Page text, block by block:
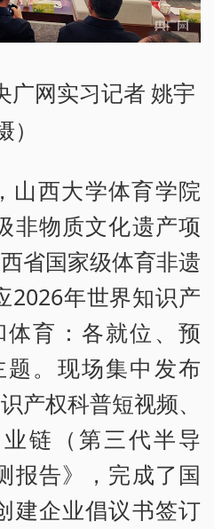
广网实习记者 姚宇
）
山西大学体育学院
非物质文化遗产项
省国家级体育非遗
2026年世界知识产
育：各就位、预
。现场集中发布
产权科普短视频、
链（第三代半导
报告》，完成了国
建企业倡议书签订